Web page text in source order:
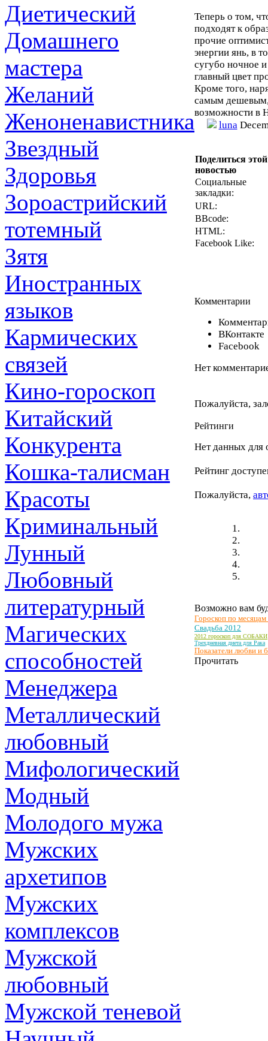
Диетический
Домашнего
мастера
Желаний
Женоненавистника
Звездный
Здоровья
Зороастрийский
тотемный
Зятя
Иностранных
языков
Кармических
связей
Кино-гороскоп
Китайский
Конкурента
Кошка-талисман
Красоты
Криминальный
Лунный
Любовный
литературный
Магических
способностей
Менеджера
Металлический
любовный
Мифологический
Модный
Молодого мужа
Мужских
архетипов
Мужских
комплексов
Мужской
любовный
Мужской теневой
Теперь о том,
подходят к
прочие
энергии янь, в
сугубо ночное
главный цвет
Кроме того,
самым дешевым,
возможности в
luna
Поделиться этой
новостью
Социальные
закладки:
URL:
BBcode:
HTML:
Facebook Like:
Комментарии
ВКонтакте
Facebook
Нет
Пожалуйста,
Рейтинги
Нет данных для
Рейтинг
Пожалуйста,
Возможно вам
Гороскоп по
Свадьба 2012
2012 гороскоп для СОБАКИ
Трехдневная диета для Рака
Показатели любви и
Прочитать